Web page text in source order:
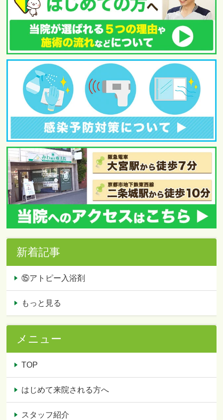
新着記事
⑮アトピー入浴剤
もっと見る
メニュー
TOP
はじめて来院される方へ
スタッフ紹介